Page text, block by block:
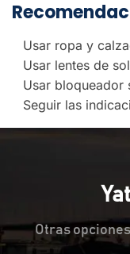
Usar ropa y
Usar lentes de sol
Usar bloqueador
Seguir las
Otras